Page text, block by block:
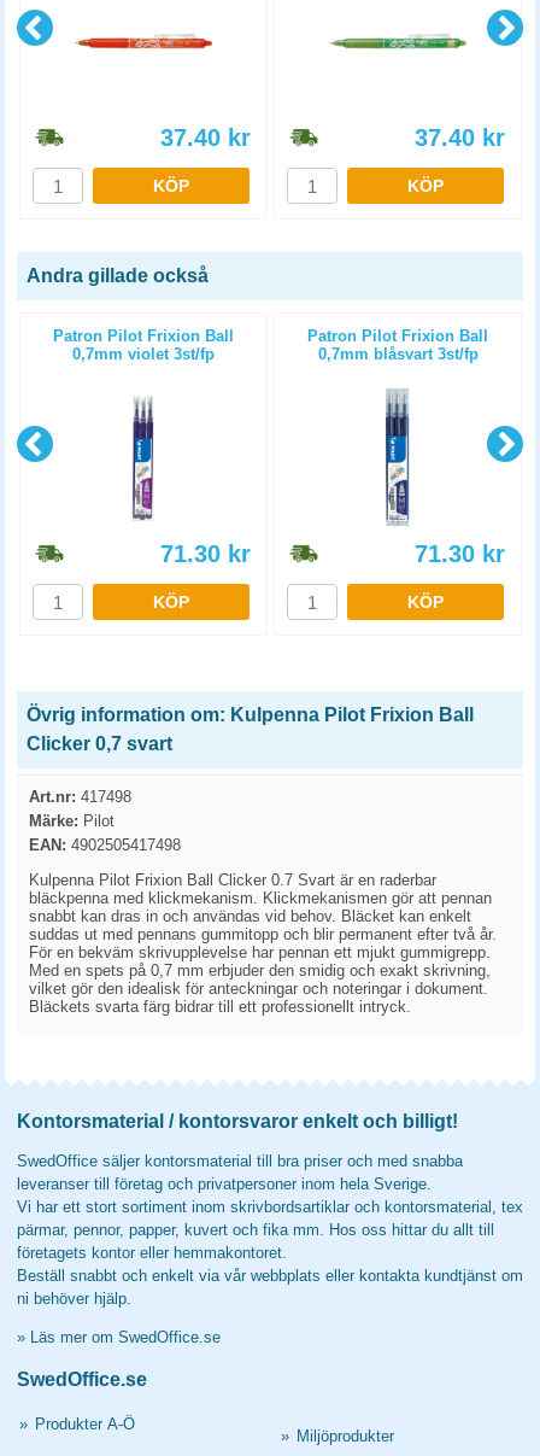
37.40 kr
KÖP
37.40 kr
KÖP
Andra gillade också
Patron Pilot Frixion Ball
0,7mm violet 3st/fp
71.30 kr
KÖP
Patron Pilot Frixion Ball
0,7mm blåsvart 3st/fp
71.30 kr
KÖP
Övrig information om: Kulpenna Pilot Frixion Ball
Clicker 0,7 svart
Art.nr: 417498
Märke: Pilot
EAN: 4902505417498
Kulpenna Pilot Frixion Ball Clicker 0.7 Svart är en raderbar
bläckpenna med klickmekanism. Klickmekanismen gör att pennan
snabbt kan dras in och användas vid behov. Bläcket kan enkelt
suddas ut med pennans gummitopp och blir permanent efter två år.
För en bekväm skrivupplevelse har pennan ett mjukt gummigrepp.
Med en spets på 0,7 mm erbjuder den smidig och exakt skrivning,
vilket gör den idealisk för anteckningar och noteringar i dokument.
Bläckets svarta färg bidrar till ett professionellt intryck.
Kontorsmaterial / kontorsvaror enkelt och billigt!
SwedOffice säljer kontorsmaterial till bra priser och med snabba
leveranser till företag och privatpersoner inom hela Sverige.
Vi har ett stort sortiment inom skrivbordsartiklar och kontorsmaterial, tex
pärmar, pennor, papper, kuvert och fika mm. Hos oss hittar du allt till
företagets kontor eller hemmakontoret.
Beställ snabbt och enkelt via vår webbplats eller kontakta kundtjänst om
ni behöver hjälp.
» Läs mer om SwedOffice.se
SwedOffice.se
» Produkter A-Ö
» Miljöprodukter